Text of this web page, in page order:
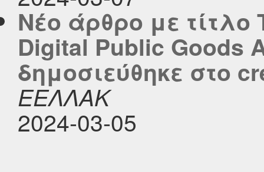
Νέο άρθρο με τίτλο
Digital Public Goods
δημοσιεύθηκε στο
ΕΕΛΛΑΚ
2024-03-05